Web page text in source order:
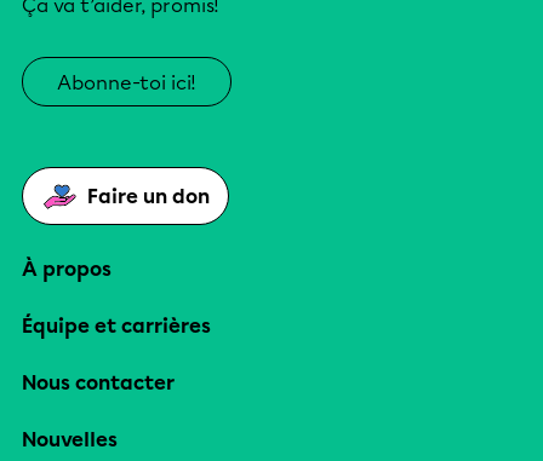
Ça va t’aider, promis!
Abonne-toi ici!
Faire un don
À propos
Équipe et carrières
Nous contacter
Nouvelles